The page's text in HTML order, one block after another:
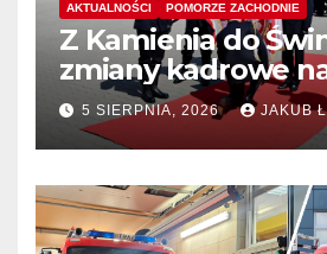
AKTUALNOŚCI POMORZE ZACHODNIE
Z Kamienia do
zmiany kadrowe
stanowiskach
5 SIERPNIA, 2026 JAKUB